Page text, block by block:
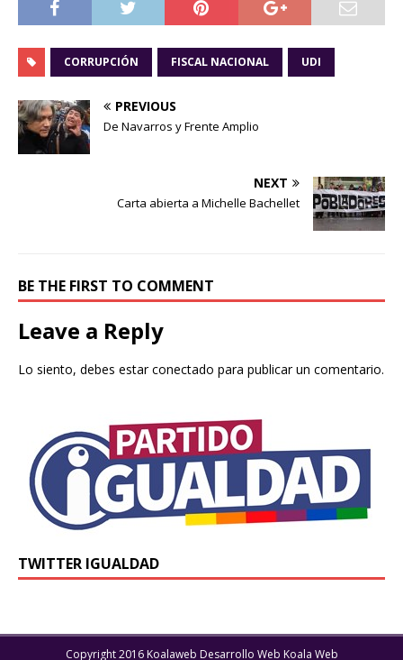
CORRUPCIÓN FISCAL NACIONAL UDI
PREVIOUS
De Navarros y Frente Amplio
NEXT
Carta abierta a Michelle Bachellet
BE THE FIRST TO COMMENT
Leave a Reply
Lo siento, debes estarconectado para publicar un comentario.
TWITTER IGUALDAD
Copyright 2016 Koalaweb Desarrollo Web Koala Web